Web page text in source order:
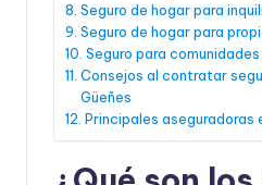
Seguro de hogar para
Seguro de hogar para
Seguro para
Consejos al contratar
Güeñes
Principales aseguradoras